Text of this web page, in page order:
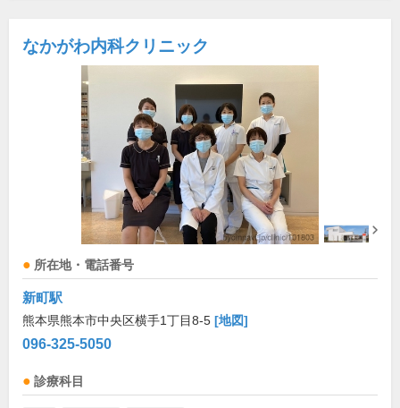
なかがわ内科クリニック
所在地・電話番号
新町駅
熊本県熊本市中央区横手1丁目8-5 [地図]
096-325-5050
診療科目